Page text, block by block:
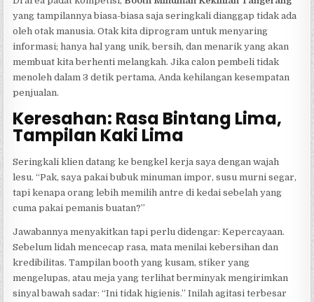
yang tampilannya biasa-biasa saja seringkali dianggap tidak ada
oleh otak manusia. Otak kita diprogram untuk menyaring
informasi; hanya hal yang unik, bersih, dan menarik yang akan
membuat kita berhenti melangkah. Jika calon pembeli tidak
menoleh dalam 3 detik pertama, Anda kehilangan kesempatan
penjualan.
Keresahan: Rasa Bintang Lima,
Tampilan Kaki Lima
Seringkali klien datang ke bengkel kerja saya dengan wajah
lesu. “Pak, saya pakai bubuk minuman impor, susu murni segar,
tapi kenapa orang lebih memilih antre di kedai sebelah yang
cuma pakai pemanis buatan?”
Jawabannya menyakitkan tapi perlu didengar: Kepercayaan.
Sebelum lidah mencecap rasa, mata menilai kebersihan dan
kredibilitas. Tampilan booth yang kusam, stiker yang
mengelupas, atau meja yang terlihat berminyak mengirimkan
sinyal bawah sadar: “Ini tidak higienis.” Inilah agitasi terbesar